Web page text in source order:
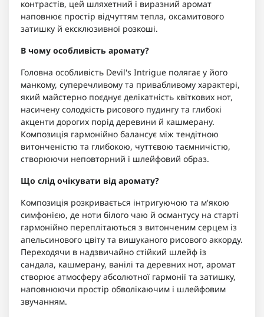
контрастів, цей шляхетний і виразний аромат
наповнює простір відчуттям тепла, оксамитового
затишку й ексклюзивної розкоші.
В чому особливість аромату?
Головна особливість Devil's Intrigue полягає у його
манкому, суперечливому та привабливому характері,
який майстерно поєднує делікатність квіткових нот,
насичену солодкість рисового пудингу та глибокі
акценти дорогих порід деревини й кашмерану.
Композиція гармонійно балансує між тендітною
витонченістю та глибокою, чуттєвою таємничістю,
створюючи неповторний і шлейфовий образ.
Що слід очікувати від аромату?
Композиція розкривається інтригуючою та м'якою
симфонією, де ноти білого чаю й османтусу на старті
гармонійно переплітаються з витонченим серцем із
апельсинового цвіту та вишуканого рисового аккорду.
Переходячи в надзвичайно стійкий шлейф із
сандала, кашмерану, ванілі та деревних нот, аромат
створює атмосферу абсолютної гармонії та затишку,
наповнюючи простір обволікаючим і шлейфовим
звучанням.